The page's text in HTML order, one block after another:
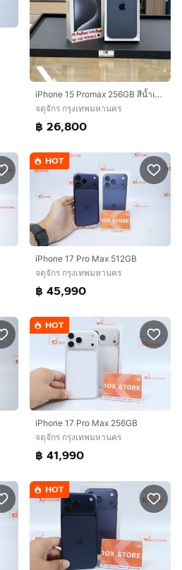
iPhone 15 Promax 256GB สีน้ำเงิน เครื่องสวยมากๆ สุขภาพแบต85
จตุจักร กรุงเทพมหานคร
฿ 26,800
HOT
iPhone 17 Pro Max 512GB
จตุจักร กรุงเทพมหานคร
฿ 45,990
HOT
iPhone 17 Pro Max 256GB
จตุจักร กรุงเทพมหานคร
฿ 41,990
HOT